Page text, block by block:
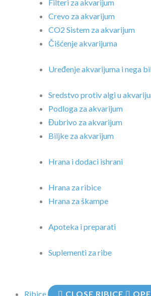
Filteri za akvarijum
Crevo za akvarijum
CO2 Sistem za akvarijum
Čišćenje akvarijuma
Uređenje akvarijuma i nega
Sredstvo protiv algi u
Podloga za akvarijum
Đubrivo za akvarijum
Biljke za akvarijum
Hrana i dodaci ishrani
Hrana za ribice
Hrana za škampe
Apoteka i preparati
Suplementi za ribe
Ribice CLOSE RIBICE